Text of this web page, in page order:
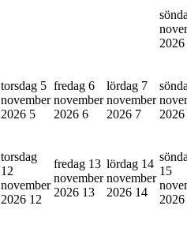
2026
torsdag 5
november
2026 5
fredag 6
november
2026 6
lördag 7
november
2026 7
2026
torsdag
12
november
2026 12
fredag 13
november
2026 13
lördag 14
november
2026 14
15
2026